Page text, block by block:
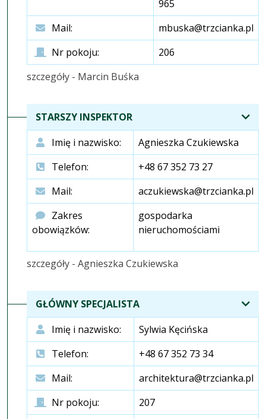
szczegóły - Marcin Buśka
965
Mail:
mbuska@trzcianka.pl
Nr pokoju:
206
STARSZY INSPEKTOR
szczegóły - Agnieszka Czukiewska
Imię i nazwisko:
Agnieszka Czukiewska
Telefon:
+48 67 352 73 27
Mail:
aczukiewska@trzcianka.pl
Zakres
obowiązków:
gospodarka
nieruchomościami
GŁÓWNY SPECJALISTA
Imię i nazwisko:
Sylwia Kęcińska
Telefon:
+48 67 352 73 34
Mail:
architektura@trzcianka.pl
Nr pokoju:
207